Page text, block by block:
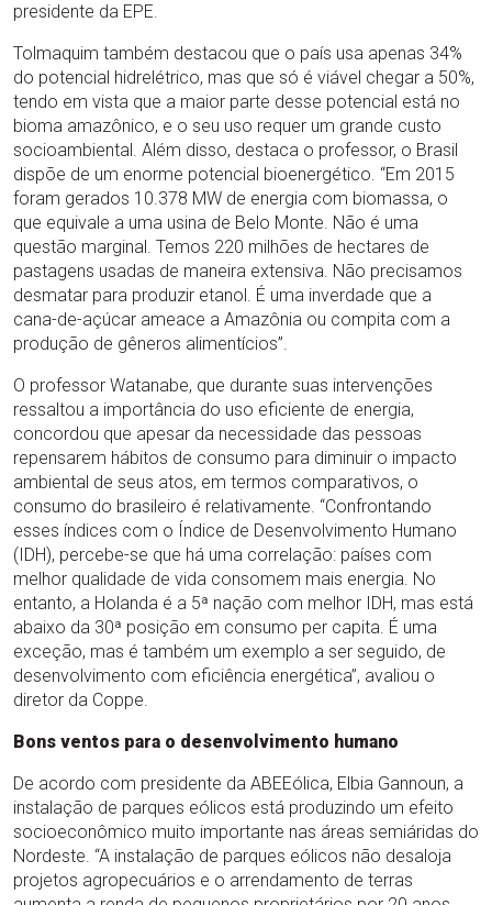
presidente da EPE.
Tolmaquim também destacou que o país usa apenas 34%
do potencial hidrelétrico, mas que só é viável chegar a 50%,
tendo em vista que a maior parte desse potencial está no
bioma amazônico, e o seu uso requer um grande custo
socioambiental. Além disso, destaca o professor, o Brasil
dispõe de um enorme potencial bioenergético. “Em 2015
foram gerados 10.378 MW de energia com biomassa, o
que equivale a uma usina de Belo Monte. Não é uma
questão marginal. Temos 220 milhões de hectares de
pastagens usadas de maneira extensiva. Não precisamos
desmatar para produzir etanol. É uma inverdade que a
cana-de-açúcar ameace a Amazônia ou compita com a
produção de gêneros alimentícios”.
O professor Watanabe, que durante suas intervenções
ressaltou a importância do uso eficiente de energia,
concordou que apesar da necessidade das pessoas
repensarem hábitos de consumo para diminuir o impacto
ambiental de seus atos, em termos comparativos, o
consumo do brasileiro é relativamente. “Confrontando
esses índices com o Índice de Desenvolvimento Humano
(IDH), percebe-se que há uma correlação: países com
melhor qualidade de vida consomem mais energia. No
entanto, a Holanda é a 5ª nação com melhor IDH, mas está
abaixo da 30ª posição em consumo per capita. É uma
exceção, mas é também um exemplo a ser seguido, de
desenvolvimento com eficiência energética”, avaliou o
diretor da Coppe.
Bons ventos para o desenvolvimento humano
De acordo com presidente da ABEEólica, Elbia Gannoun, a
instalação de parques eólicos está produzindo um efeito
socioeconômico muito importante nas áreas semiáridas do
Nordeste. “A instalação de parques eólicos não desaloja
projetos agropecuários e o arrendamento de terras